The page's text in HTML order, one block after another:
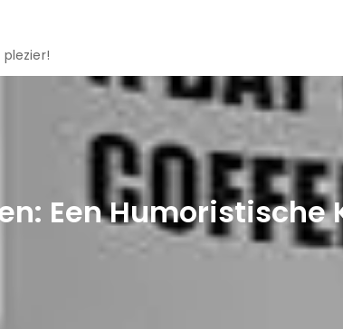
Een